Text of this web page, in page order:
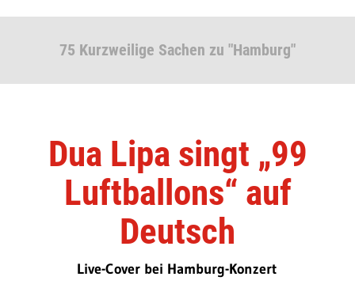
75 Kurzweilige Sachen zu "Hamburg"
Dua Lipa singt „99
Luftballons“ auf
Deutsch
Live-Cover bei Hamburg-Konzert